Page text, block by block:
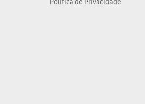
Política de Privacidade